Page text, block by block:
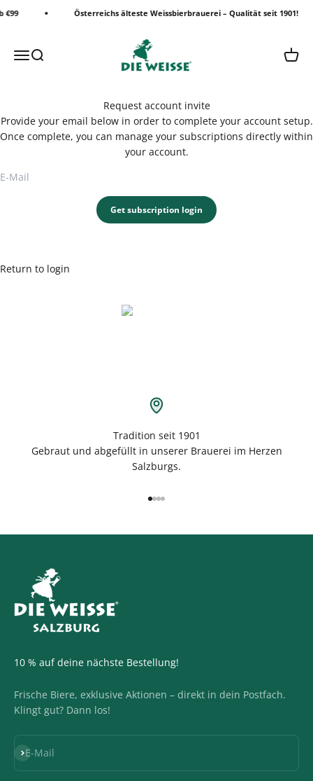
Zum Inhalt springen
€99 Österreichs älteste Weissbierbrauerei – Qualität seit 1901!
MenüSuche
Die Weisse Shop
Request account invite
Provide your email below in order to complete your account setup.
Once complete, you can manage your subscriptions directly within
your account.
Get subscription login
Return to login
Tradition seit 1901
Gebraut und abgefüllt in unserer Brauerei im Herzen
Salzburgs.
10 % auf deine nächste Bestellung!
Frische Biere, exklusive Aktionen – direkt in dein Postfach.
Klingt gut? Dann los!
E-Mail
Abonnieren